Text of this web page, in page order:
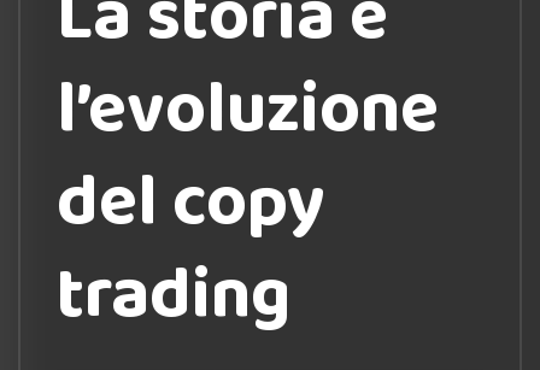
l’evoluzione
del copy
trading